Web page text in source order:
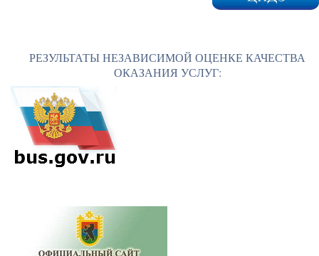
РЕЗУЛЬТАТЫ НЕЗАВИСИМОЙ ОЦЕНКЕ КАЧЕСТВА
ОКАЗАНИЯ УСЛУГ: